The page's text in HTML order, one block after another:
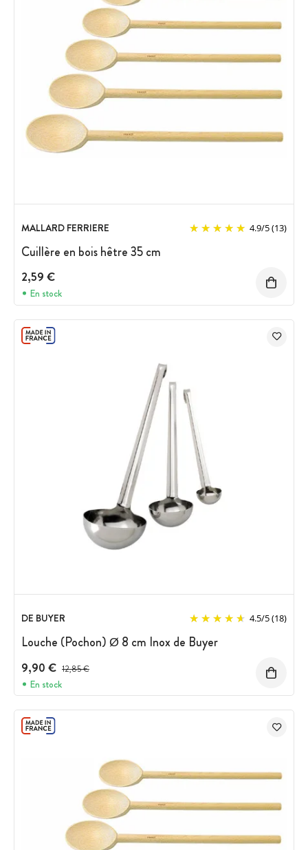
MALLARD FERRIERE 4.9/5(13)
Cuillère en bois hêtre 35 cm
2,59 €
En stock
DE BUYER 4.5/5(18)
Louche (Pochon) Ø 8 cm Inox de Buyer
9,90 € Prix avant réduction :
12,85 €
En stock